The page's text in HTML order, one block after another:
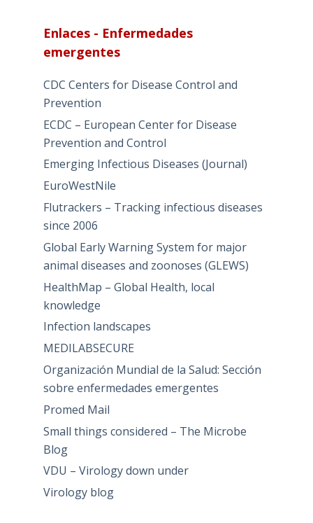
categorías
Enlaces - Enfermedades
emergentes
CDC Centers for Disease Control and
Prevention
ECDC – European Center for Disease
Prevention and Control
Emerging Infectious Diseases (Journal)
EuroWestNile
Flutrackers – Tracking infectious diseases
since 2006
Global Early Warning System for major
animal diseases and zoonoses (GLEWS)
HealthMap – Global Health, local
knowledge
Infection landscapes
MEDILABSECURE
Organización Mundial de la Salud: Sección
sobre enfermedades emergentes
Promed Mail
Small things considered – The Microbe
Blog
VDU – Virology down under
Virology blog